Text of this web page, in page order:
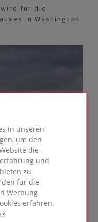
in unseren
um den
die
und
zu
für die
Werbung
erfahren.
wird für die
in Washington
wird erstmals auf